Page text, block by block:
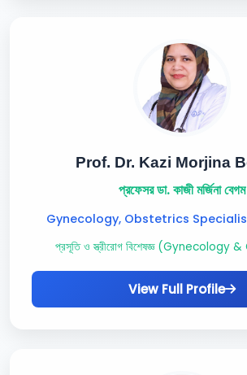
Prof. Dr. Kazi Morjina
প্রফেসর ডা. কাজী মর্জিনা বেগম
Gynecology, Obstetrics
প্রসূতি ও স্ত্রীরোগ বিশেষজ্ঞ
View Full Profile